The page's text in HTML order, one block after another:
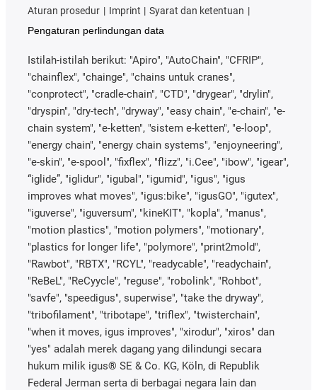
Aturan prosedur
Imprint
Syarat dan ketentuan
Pengaturan perlindungan data
Istilah-istilah berikut: "Apiro", "AutoChain", "CFRIP",
"chainflex", "chainge", "chains untuk cranes",
"conprotect", "cradle-chain", "CTD", "drygear", "drylin",
"dryspin", "dry-tech", "dryway", "easy chain", "e-chain", "e-
chain system", "e-ketten", "sistem e-ketten", "e-loop",
"energy chain", "energy chain systems", "enjoyneering",
"e-skin", "e-spool", "fixflex", "flizz", "i.Cee", "ibow", "igear",
“iglide”, "iglidur", "igubal", "igumid", "igus", "igus
improves what moves", "igus:bike", "igusGO", "igutex",
"iguverse", "iguversum", "kineKIT", "kopla", "manus",
"motion plastics", "motion polymers", "motionary",
"plastics for longer life", "polymore", "print2mold",
"Rawbot", "RBTX", "RCYL", "readycable", "readychain",
"ReBeL", "ReCyycle", "reguse", "robolink", "Rohbot",
"savfe", "speedigus", superwise", "take the dryway",
"tribofilament", "tribotape", "triflex", "twisterchain",
"when it moves, igus improves", "xirodur", "xiros" dan
"yes" adalah merek dagang yang dilindungi secara
hukum milik igus® SE & Co. KG, Köln, di Republik
Federal Jerman serta di berbagai negara lain dan